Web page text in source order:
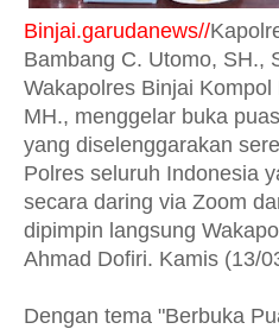
Binjai.garudanews//
Bambang C. Utomo, SH.,
Wakapolres Binjai
MH., menggelar buka
yang diselenggarakan
Polres seluruh Indonesia
secara daring via Zoom
dipimpin langsung
Ahmad Dofiri. Kamis (13/
Dengan tema "Berbuka